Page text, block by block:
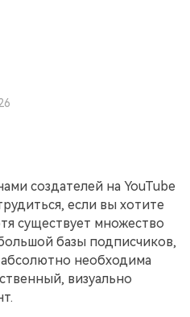
создателей на YouTube
если вы хотите
существует множество
базы подписчиков,
необходима
визуально